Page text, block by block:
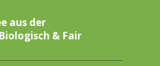
aus der
& Fair